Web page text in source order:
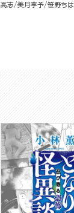
高志 美月李予 笹野ちは